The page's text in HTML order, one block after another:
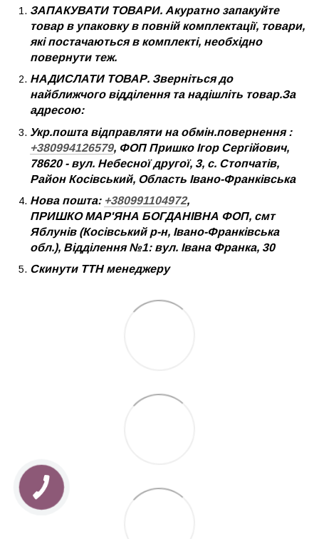
ЗАПАКУВАТИ ТОВАРИ. Акуратно запакуйте
товар в упаковку в повній комплектації, товари,
які постачаються в комплекті, необхідно
повернути теж.
НАДИСЛАТИ ТОВАР. Зверніться до
найближчого відділення та надішліть товар.За
адресою:
Укр.пошта відправляти на обмін.повернення :
+380994126579, ФОП Пришко Ігор Сергійович,
78620 - вул. Небесної другої, 3, с. Стопчатів,
Район Косівський, Область Івано-Франківська
Нова пошта: +380991104972,
ПРИШКО МАР'ЯНА БОГДАНІВНА ФОП, смт
Яблунів (Косівський р-н, Івано-Франківська
обл.), Відділення №1: вул. Івана Франка, 30
Скинути ТТН менеджеру